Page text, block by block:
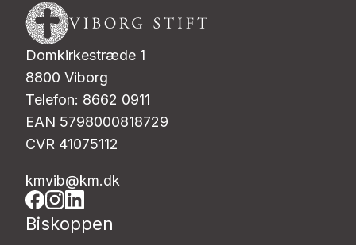
Domkirkestræde 1
8800 Viborg
Telefon: 8662 0911
EAN 5798000818729
CVR 41075112
kmvib@km.dk
Biskoppen